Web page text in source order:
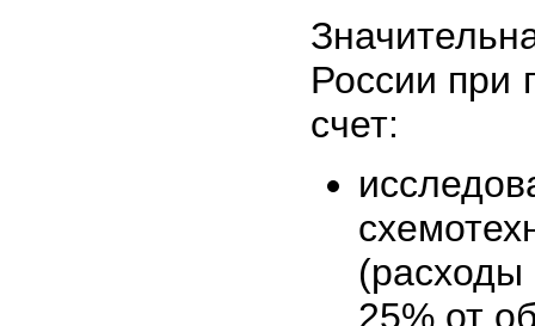
России при
счет:
25% от